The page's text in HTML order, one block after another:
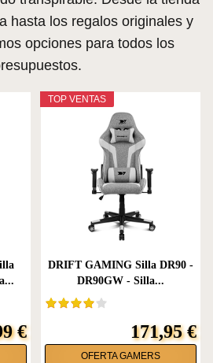
hasta los regalos originales y
opciones para todos los
€
TOP VENTAS
DRIFT GAMING Silla DR90 -
DR90GW - Silla...
171,95 €
OFERTA GAMERS